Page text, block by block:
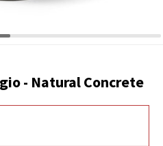
- Natural Concrete